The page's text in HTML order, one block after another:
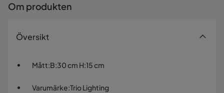
Om produkten
Översikt
Mått:B:30 cm H:15 cm
Varumärke:Trio Lighting